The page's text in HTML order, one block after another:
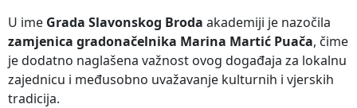
U ime Grada Slavonskog Broda akademiji je nazočila
zamjenica gradonačelnika Marina Martić Puača, čime
je dodatno naglašena važnost ovog događaja za lokalnu
zajednicu i međusobno uvažavanje kulturnih i vjerskih
tradicija.